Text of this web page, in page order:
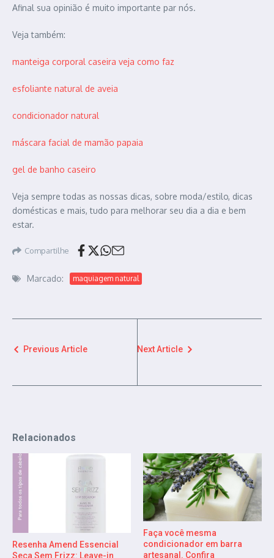
Afinal sua opinião é muito importante par nós.
Veja também:
manteiga corporal caseira veja como faz
esfoliante natural de aveia
condicionador natural
máscara facial de mamão papaia
gel de banho caseiro
Veja sempre todas as nossas dicas, sobre moda/estilo, dicas
domésticas e mais, tudo para melhorar seu dia a dia e bem
estar.
Compartilhe
Marcado: maquiagem natural
Previous Article Next Article
Relacionados
Resenha Amend Essencial
Seca Sem Frizz: Leave-in
Faça você mesma
condicionador em barra
artesanal. Confira